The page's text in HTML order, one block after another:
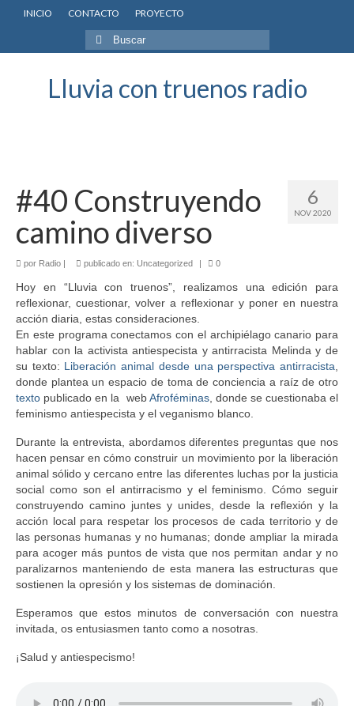
INICIO CONTACTO PROYECTO
Buscar
por:
Lluvia con truenos radio
6
NOV 2020
#40 Construyendo
camino diverso
por Radio | publicado en: Uncategorized | 0
Hoy en “Lluvia con truenos”, realizamos una edición para
reflexionar, cuestionar, volver a reflexionar y poner en nuestra
acción diaria, estas consideraciones.
En este programa conectamos con el archipiélago canario para
hablar con la activista antiespecista y antirracista Melinda y de
su texto: Liberación animal desde una perspectiva antirracista
donde plantea un espacio de toma de conciencia a raíz de otro
texto publicado en la webAfroféminas, donde se cuestionaba el
feminismo antiespecista y el veganismo blanco.
Durante la entrevista, abordamos diferentes preguntas que nos
hacen pensar en cómo construir un movimiento por la liberación
animal sólido y cercano entre las diferentes luchas por la justicia
social como son el antirracismo y el feminismo. Cómo seguir
construyendo camino juntes y unides, desde la reflexión y la
acción local para respetar los procesos de cada territorio y de
las personas humanas y no humanas; donde ampliar la mirada
para acoger más puntos de vista que nos permitan andar y no
paralizarnos manteniendo de esta manera las estructuras que
sostienen la opresión y los sistemas de dominación.
Esperamos que estos minutos de conversación con nuestra
invitada, os entusiasmen tanto como a nosotras.
¡Salud y antiespecismo!